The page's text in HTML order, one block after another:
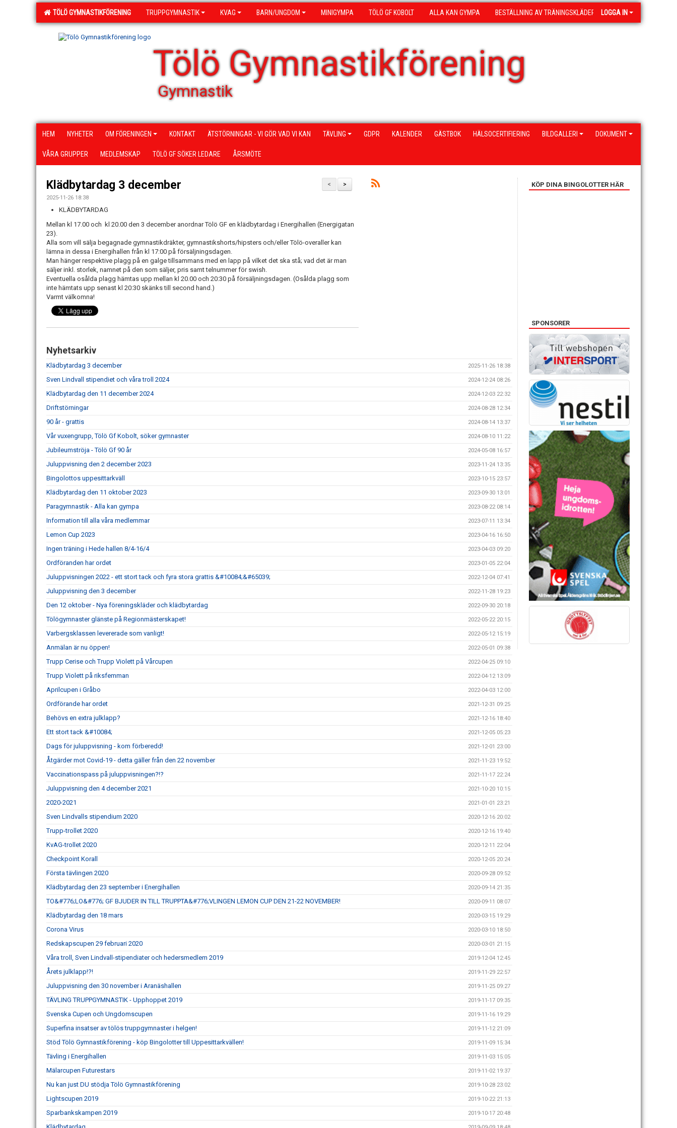
TÖLÖ GYMNASTIKFÖRENING TRUPPGYMNASTIK KVAG BARN/UNGDOM MINIGYMPA TÖLÖ GF KOBOLT ALLA KAN GYMPA BESTÄLLNING AV TRÄNINGSKLÄDER LOGGA IN
Tölö Gymnastikförening
Gymnastik
HEM NYHETER OM FÖRENINGEN KONTAKT ÄTSTÖRNINGAR - VI GÖR VAD VI KAN TÄVLING GDPR KALENDER GÄSTBOK HÄLSOCERTIFIERING BILDGALLERI DOKUMENT
VÅRA GRUPPER MEDLEMSKAP TÖLÖ GF SÖKER LEDARE ÅRSMÖTE
>
<
Klädbytardag 3 december
2025-11-26 18:38
KLÄDBYTARDAG
Mellan kl 17.00 och kl 20.00 den 3 december anordnar Tölö GF en klädbytardag i Energihallen (Energigatan
23).
Alla som vill sälja begagnade gymnastikdräkter, gymnastikshorts/hipsters och/eller Tölö-overaller kan
lämna in dessa i Energihallen från kl 17:00 på försäljningsdagen.
Man hänger respektive plagg på en galge tillsammans med en lapp på vilket det ska stå; vad det är man
säljer inkl. storlek, namnet på den som säljer, pris samt telnummer för swish.
Eventuella osålda plagg hämtas upp mellan kl 20.00 och 20:30 på försäljningsdagen. (Osålda plagg som
inte hämtats upp senast kl 20:30 skänks till second hand.)
Varmt välkomna!
Nyhetsarkiv
Klädbytardag 3 december 2025-11-26 18:38
Sven Lindvall stipendiet och våra troll 2024 2024-12-24 08:26
Klädbytardag den 11 december 2024 2024-12-03 22:32
Driftstörningar 2024-08-28 12:34
90 år - grattis 2024-08-14 13:37
Vår vuxengrupp, Tölö Gf Kobolt, söker gymnaster 2024-08-10 11:22
Jubileumströja - Tölö Gf 90 år 2024-05-08 16:57
Juluppvisning den 2 december 2023 2023-11-24 13:35
Bingolottos uppesittarkväll 2023-10-15 23:57
Klädbytardag den 11 oktober 2023 2023-09-30 13:01
Paragymnastik - Alla kan gympa 2023-08-22 08:14
Information till alla våra medlemmar 2023-07-11 13:34
Lemon Cup 2023 2023-04-16 16:50
Ingen träning i Hede hallen 8/4-16/4 2023-04-03 09:20
Ordföranden har ordet 2023-01-05 22:04
Juluppvisningen 2022 - ett stort tack och fyra stora grattis &#10084;&#65039; 2022-12-04 07:41
Juluppvisning den 3 december 2022-11-28 19:23
Den 12 oktober - Nya föreningskläder och klädbytardag 2022-09-30 20:18
Tölögymnaster glänste på Regionmästerskapet! 2022-05-22 20:15
Varbergsklassen levererade som vanligt! 2022-05-12 15:19
Anmälan är nu öppen! 2022-05-01 09:38
Trupp Cerise och Trupp Violett på Vårcupen 2022-04-25 09:10
Trupp Violett på riksfemman 2022-04-12 13:09
Aprilcupen i Gråbo 2022-04-03 12:00
Ordförande har ordet 2021-12-31 09:25
Behövs en extra julklapp? 2021-12-16 18:40
Ett stort tack &#10084; 2021-12-05 05:23
Dags för juluppvisning - kom förberedd! 2021-12-01 23:00
Åtgärder mot Covid-19 - detta gäller från den 22 november 2021-11-23 19:52
Vaccinationspass på juluppvisningen?!? 2021-11-17 22:24
Juluppvisning den 4 december 2021 2021-10-20 10:15
2020-2021 2021-01-01 23:21
Sven Lindvalls stipendium 2020 2020-12-16 20:02
Trupp-trollet 2020 2020-12-16 19:40
KvAG-trollet 2020 2020-12-11 22:04
Checkpoint Korall 2020-12-05 20:24
Första tävlingen 2020 2020-09-28 09:52
Klädbytardag den 23 september i Energihallen 2020-09-14 21:35
TO&#776;LO&#776; GF BJUDER IN TILL TRUPPTA&#776;VLINGEN LEMON CUP DEN 21-22 NOVEMBER! 2020-09-11 08:07
Klädbytardag den 18 mars 2020-03-15 19:29
Corona Virus 2020-03-10 18:50
Redskapscupen 29 februari 2020 2020-03-01 21:15
Våra troll, Sven Lindvall-stipendiater och hedersmedlem 2019 2019-12-04 12:45
Årets julklapp!?! 2019-11-29 22:57
Juluppvisning den 30 november i Aranäshallen 2019-11-25 09:27
TÄVLING TRUPPGYMNASTIK - Upphoppet 2019 2019-11-17 09:35
Svenska Cupen och Ungdomscupen 2019-11-16 19:29
Superfina insatser av tölös truppgymnaster i helgen! 2019-11-12 21:09
Stöd Tölö Gymnastikförening - köp Bingolotter till Uppesittarkvällen! 2019-11-09 15:34
Tävling i Energihallen 2019-11-03 15:05
Mälarcupen Futurestars 2019-11-02 19:37
Nu kan just DU stödja Tölö Gymnastikförening 2019-10-28 23:02
Lightscupen 2019 2019-10-22 21:13
Sparbankskampen 2019 2019-10-17 20:48
KÖP DINA BINGOLOTTER HÄR
SPONSORER